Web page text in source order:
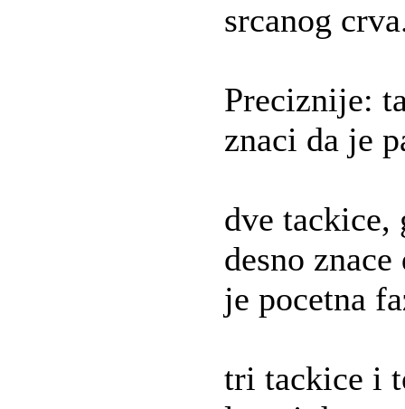
srcanog
Preciznije:
znaci da je
dve tackice,
desno
je pocetna
tri tackice i